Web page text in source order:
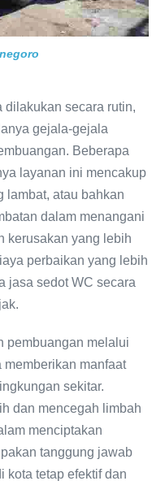
dilakukan secara rutin,
gejala-gejala
Beberapa
layanan ini mencakup
lambat, atau bahkan
dalam menangani
kerusakan yang lebih
perbaikan yang lebih
jasa sedot WC secara
pembuangan melalui
memberikan manfaat
sekitar.
dan mencegah limbah
menciptakan
tanggung jawab
kota tetap efektif dan